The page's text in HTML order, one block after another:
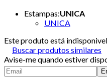
Estampas:UNICA
UNICA
Este produto está
Buscar produtos similares
Avise-me quando estiver